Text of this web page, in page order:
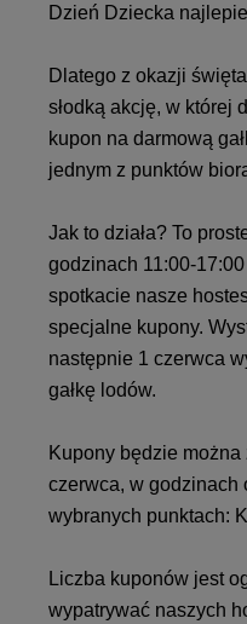
Dzień Dziecka
Dlatego z okazji
słodką akcję, w której
kupon na darmową
jednym z punktów
Jak to działa? To
godzinach 11:00-
spotkacie nasze
specjalne kupony.
następnie 1 czerwca
gałkę lodów.
Kupony będzie
czerwca, w godzinach
wybranych punktach:
Liczba kuponów jest
wypatrywać naszych